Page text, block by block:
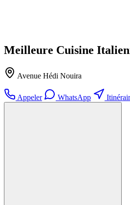
Meilleure Cuisine
Avenue Hédi Nouira
Appeler WhatsApp